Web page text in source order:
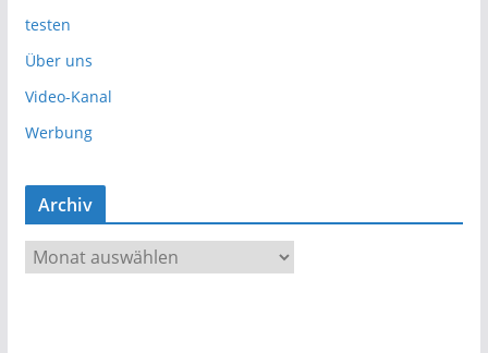
testen
Über uns
Video-Kanal
Werbung
Archiv
r